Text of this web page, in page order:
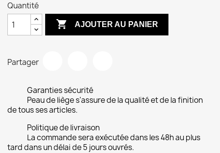
Quantité
 AJOUTER AU PANIER
Partager
Garanties sécurité
Peau de liège s'assure de la qualité et de la finition
de tous ses articles.
Politique de livraison
La commande sera exécutée dans les 48h au plus
tard dans un délai de 5 jours ouvrés.